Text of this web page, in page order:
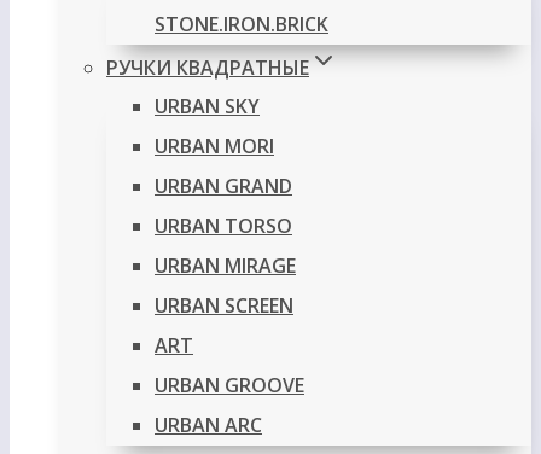
STONE.IRON.BRICK
РУЧКИ КВАДРАТНЫЕ
URBAN SKY
URBAN MORI
URBAN GRAND
URBAN TORSO
URBAN MIRAGE
URBAN SCREEN
ART
URBAN GROOVE
URBAN ARC